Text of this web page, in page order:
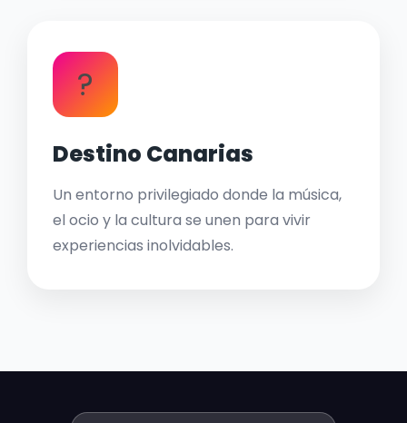
?
Destino Canarias
Un entorno privilegiado donde la música,
el ocio y la cultura se unen para vivir
experiencias inolvidables.